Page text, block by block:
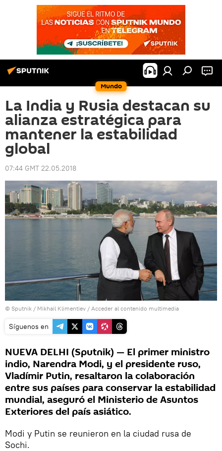
Mundo
La India y Rusia destacan su
alianza estratégica para
mantener la estabilidad
global
07:44 GMT 22.05.2018
© Sputnik / Mikhail Klimentiev / Acceder al contenido multimedia
Síguenos en
NUEVA DELHI (Sputnik) — El primer ministro
indio, Narendra Modi, y el presidente ruso,
Vladímir Putin, resaltaron la colaboración
entre sus países para conservar la estabilidad
mundial, aseguró el Ministerio de Asuntos
Exteriores del país asiático.
Modi y Putin se reunieron en la ciudad rusa de
Sochi.